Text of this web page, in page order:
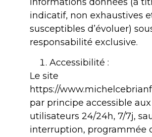
indicatif, non exhaustives
susceptibles d’évoluer)
responsabilité exclusive.
Accessibilité :
Le site
https://
par principe accessible aux
utilisateurs 24/24h, 7/7j,
interruption, programmée